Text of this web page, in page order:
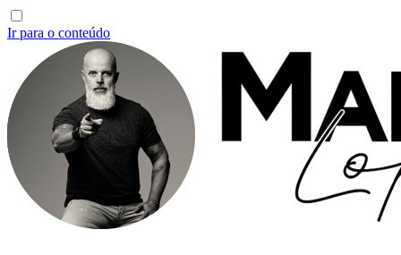
Ir para o conteúdo